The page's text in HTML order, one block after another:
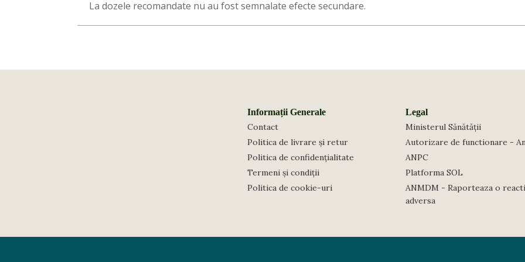
La dozele recomandate nu au fost semnalate efecte secundare.
Informații Generale
Contact
Politica de livrare și retur
Politica de confidențialitate
Termeni și condiții
Politica de cookie-uri
Legal
Ministerul Sănătății
Autorizare de functionare -
ANPC
Platforma SOL
ANMDM - Raporteaza o
adversa